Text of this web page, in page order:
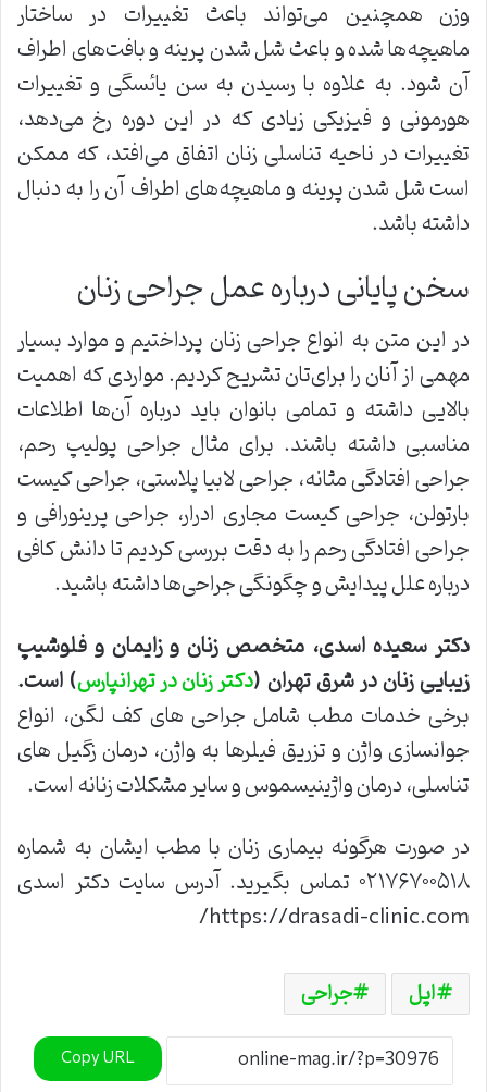
وزن همچنین می‌تواند باعث تغییرات در ساختار
ماهیچه‌ها شده و باعث شل شدن پرینه و بافت‌های اطراف
آن شود. به علاوه با رسیدن به سن یائسگی و تغییرات
هورمونی و فیزیکی زیادی که در این دوره رخ می‌دهد،
تغییرات در ناحیه تناسلی زنان اتفاق می‌افتد، که ممکن
است شل شدن پرینه و ماهیچه‌های اطراف آن را به دنبال
داشته باشد.
سخن پایانی درباره عمل جراحی زنان
در این متن به انواع جراحی زنان پرداختیم و موارد بسیار
مهمی از آنان را برای‌تان تشریح کردیم. مواردی که اهمیت
بالایی داشته و تمامی بانوان باید درباره آن‌ها اطلاعات
مناسبی داشته باشند. برای مثال جراحی پولیپ رحم،
جراحی افتادگی مثانه، جراحی لابیا پلاستی، جراحی کیست
بارتولن، جراحی کیست مجاری ادرار، جراحی پرینورافی و
جراحی افتادگی رحم را به دقت بررسی کردیم تا دانش کافی
درباره علل پیدایش و چگونگی جراحی‌ها داشته باشید.
دکتر سعیده اسدی، متخصص زنان و زایمان و فلوشیپ
زیبایی زنان در شرق تهران (دکتر زنان در تهرانپارس) است.
برخی خدمات مطب شامل جراحی های کف لگن، انواع
جوانسازی واژن و تزریق فیلرها به واژن، درمان زگیل های
تناسلی، درمان واژینیسموس و سایر مشکلات زنانه است.
در صورت هرگونه بیماری زنان با مطب ایشان به شماره
۰۲۱۷۶۷۰۰۵۱۸ تماس بگیرید. آدرس سایت دکتر اسدی
https://drasadi-clinic.com/
اپل جراحی
Copy URL